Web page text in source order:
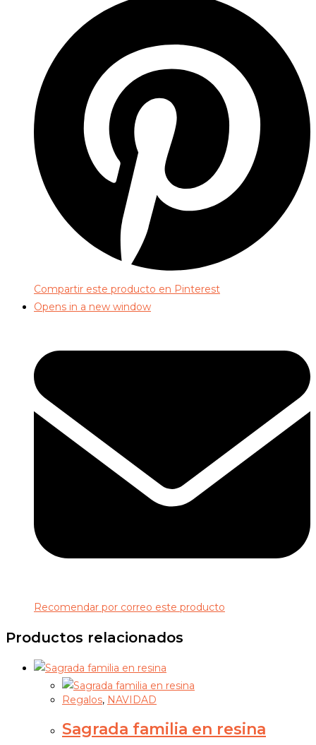
Compartir este producto en Pinterest
Opens in a new window
Recomendar por correo este producto
Productos relacionados
Regalos, NAVIDAD
Sagrada familia en resina